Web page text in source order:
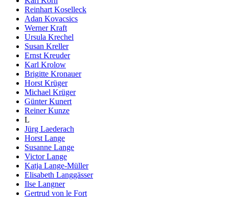
Reinhart Koselleck
Adan Kovacsics
Werner Kraft
Ursula Krechel
Susan Kreller
Ernst Kreuder
Karl Krolow
Brigitte Kronauer
Horst Krüger
Michael Krüger
Günter Kunert
Reiner Kunze
L
Jürg Laederach
Horst Lange
Susanne Lange
Victor Lange
Katja Lange-Müller
Elisabeth Langgässer
Ilse Langner
Gertrud von le Fort